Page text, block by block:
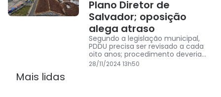
Plano Diretor de
Salvador; oposição
alega atraso
Segundo a legislação municipal,
PDDU precisa ser revisado a cada
oito anos; procedimento deveria
ter sido feito até junho desse ano
28/11/2024 13h50
Mais lidas